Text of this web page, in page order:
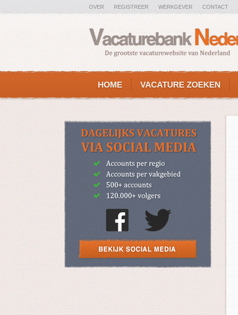
OVER REGISTREER WERKGEVER CONTACT
HOME VACATURE ZOEKEN